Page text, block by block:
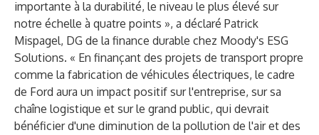
importante à la durabilité, le niveau le plus élevé sur
notre échelle à quatre points », a déclaré Patrick
Mispagel, DG de la finance durable chez Moody's ESG
Solutions. « En finançant des projets de transport propre
comme la fabrication de véhicules électriques, le cadre
de Ford aura un impact positif sur l'entreprise, sur sa
chaîne logistique et sur le grand public, qui devrait
bénéficier d'une diminution de la pollution de l'air et des